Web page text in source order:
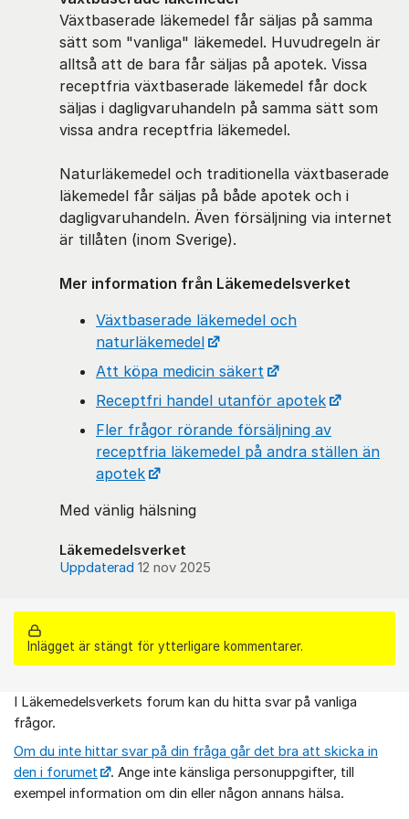
Växtbaserade läkemedel får säljas på samma
sätt som "vanliga" läkemedel. Huvudregeln är
alltså att de bara får säljas på apotek. Vissa
receptfria växtbaserade läkemedel får dock
säljas i dagligvaruhandeln på samma sätt som
vissa andra receptfria läkemedel.
Naturläkemedel och traditionella växtbaserade
läkemedel får säljas på både apotek och i
dagligvaruhandeln. Även försäljning via internet
är tillåten (inom Sverige).
Mer information från Läkemedelsverket
Växtbaserade läkemedel och
naturläkemedel
Att köpa medicin säkert
Receptfri handel utanför apotek
Fler frågor rörande försäljning av
receptfria läkemedel på andra ställen än
apotek
Med vänlig hälsning
Läkemedelsverket
Uppdaterad 12 nov 2025
Inlägget är stängt för ytterligare kommentarer.
Om forumet
I Läkemedelsverkets forum kan du hitta svar på vanliga
frågor.
Om du inte hittar svar på din fråga går det bra att skicka in
den i forumet
. Ange inte känsliga personuppgifter, till
exempel information om din eller någon annans hälsa.